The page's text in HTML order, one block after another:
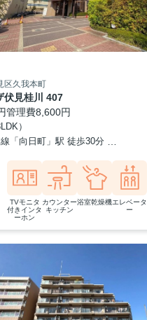
区久我本町
伏見桂川 407
管理費8,600円
）
「向日町」駅 徒歩30分
TVモニタ
付きインタ
ーホン
カウンター
キッチン
浴室乾燥機エレベータ
ー